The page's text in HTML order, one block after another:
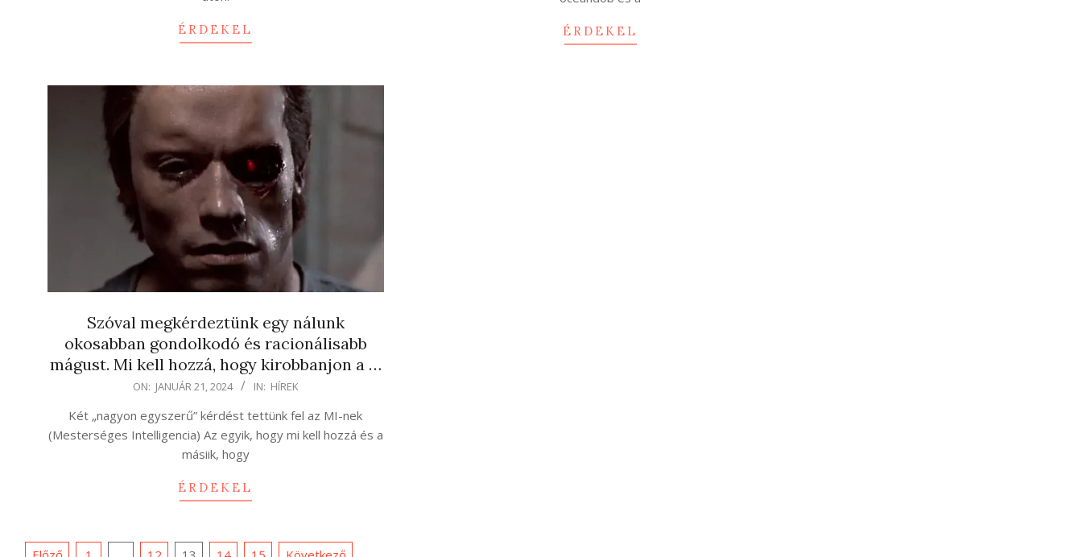
ÉRDEKEL ÉRDEKEL
Szóval megkérdeztünk egy nálunk
okosabban gondolkodó és racionálisabb
mágust. Mi kell hozzá, hogy kirobbanjon a …
ON: JANUÁR 21, 2024 IN: HÍREK
Két „nagyon egyszerű” kérdést tettünk fel az MI-nek
(Mesterséges Intelligencia) Az egyik, hogy mi kell hozzá és a
másiik, hogy
ÉRDEKEL